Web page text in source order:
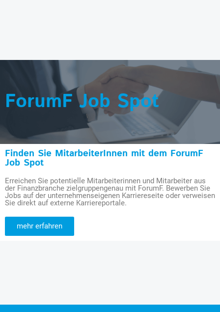
ForumF Job Spot
Finden Sie MitarbeiterInnen mit dem ForumF
Job Spot
Erreichen Sie potentielle Mitarbeiterinnen und Mitarbeiter aus
der Finanzbranche zielgruppengenau mit ForumF. Bewerben Sie
Jobs auf der unternehmenseigenen Karriereseite oder verweisen
Sie direkt auf externe Karriereportale.
mehr erfahren